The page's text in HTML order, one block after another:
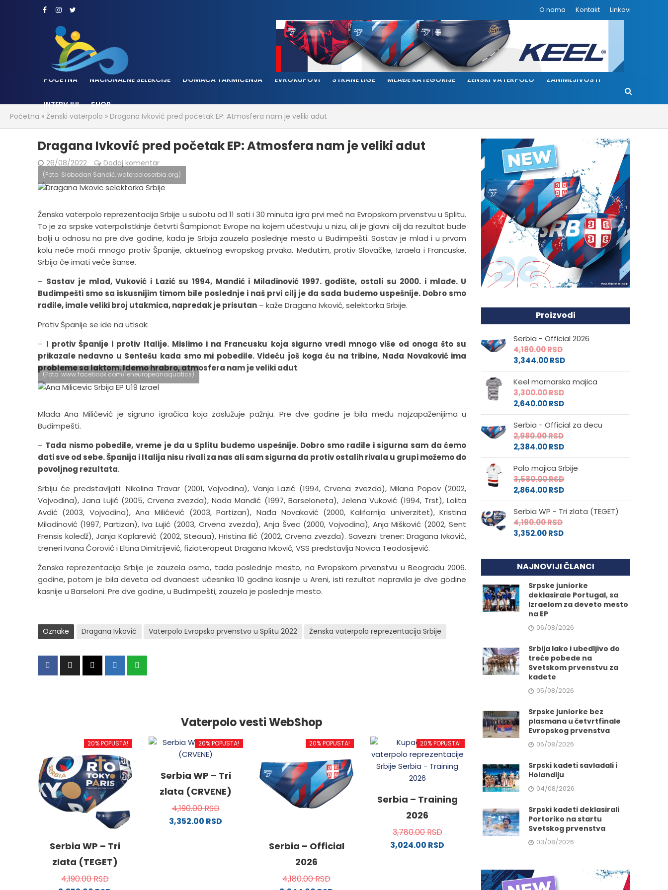
O nama Kontakt Linkovi
POČETNA NACIONALNE SELEKCIJE DOMAĆA TAKMIČENJA EVROKUPOVI STRANE LIGE MLAĐE KATEGORIJE ŽENSKI VATERPOLO ZANIMLJIVOSTI
INTERVJUI
SHOP
Početna » Ženski vaterpolo » Dragana Ivković pred početak EP: Atmosfera nam je veliki adut
Dragana Ivković pred početak EP: Atmosfera nam je veliki adut
26/08/2022 Dodaj komentar
(Foto: Slobodan Sandić, waterpoloserbia.org)
Ženska vaterpolo reprezentacija Srbije u subotu od 11 sati i 30 minuta igra prvi meč na Evropskom prvenstvu u Splitu.
To je za srpske vaterpolistkinje četvrti Šampionat Evrope na kojem učestvuju u nizu, ali je glavni cilj da rezultat bude
bolji u odnosu na pre dve godine, kada je Srbija zauzela poslednje mesto u Budimpešti. Sastav je mlad i u prvom
kolu neće moći mnogo protiv Španije, aktuelnog evropskog prvaka. Međutim, protiv Slovačke, Izraela i Francuske,
Srbija će imati veće šanse.
– Sastav je mlad, Vuković i Lazić su 1994, Mandić i Miladinović 1997. godište, ostali su 2000. i mlađe. U
Budimpešti smo sa iskusnijim timom bile poslednje i naš prvi cilj je da sada budemo uspešnije. Dobro smo
radile, imale veliki broj utakmica, napredak je prisutan– kaže Dragana Ivković, selektorka Srbije.
Protiv Španije se ide na utisak:
– I protiv Španije i protiv Italije. Mislimo i na Francusku koja sigurno vredi mnogo više od onoga što su
prikazale nedavno u Sentešu kada smo mi pobedile. Videću još koga ću na tribine, Nađa Novaković ima
probleme sa laktom. Idemo hrabro, atmosfera nam je veliki adut.
(Foto: www.facebook.com/leneuropeanaquatics)
Mlada Ana Milićević je sigruno igračica koja zaslužuje pažnju. Pre dve godine je bila među najzapaženijima u
Budimpešti.
– Tada nismo pobedile, vreme je da u Splitu budemo uspešnije. Dobro smo radile i sigurna sam da ćemo
dati sve od sebe. Španija i Italija nisu rivali za nas ali sam sigurna da protiv ostalih rivala u grupi možemo do
povoljnog rezultata.
Srbiju će predstavljati: Nikolina Travar (2001, Vojvodina), Vanja Lazić (1994, Crvena zvezda), Milana Popov (2002,
Vojvodina), Jana Lujić (2005, Crvena zvezda), Nada Mandić (1997, Barseloneta), Jelena Vuković (1994, Trst), Lolita
Avdić (2003, Vojvodina), Ana Milićević (2003, Partizan), Nađa Novaković (2000, Kalifornija univerzitet), Kristina
Miladinović (1997, Partizan), Iva Lujić (2003, Crvena zvezda), Anja Švec (2000, Vojvodina), Anja Mišković (2002, Sent
Frensis koledž), Janja Kaplarević (2002, Steaua), Hristina Ilić (2002, Crvena zvezda). Savezni trener: Dragana Ivković,
treneri Ivana Ćorović i Eltina Dimitrijević, fizioterapeut Dragana Ivković, VSS predstavlja Novica Teodosijević.
Ženska reprezentacija Srbije je zauzela osmo, tada poslednje mesto, na Evropskom prvenstvu u Beogradu 2006.
godine, potom je bila deveta od dvanaest učesnika 10 godina kasnije u Areni, isti rezultat napravila je dve godine
kasnije u Barseloni. Pre dve godine, u Budimpešti, zauzela je poslednje mesto.
Oznake Dragana Ivković Vaterpolo Evropsko prvenstvo u Splitu 2022 Ženska vaterpolo reprezentacija Srbije
Vaterpolo vesti WebShop
20% POPUSTA!
Serbia WP – Tri
zlata (TEGET)
4,190.00RSD
20% POPUSTA!
Serbia WP – Tri
zlata (CRVENE)
4,190.00RSD
3,352.00 RSD
20% POPUSTA!
Serbia – Official
2026
4,180.00RSD
20% POPUSTA!
Serbia – Training
2026
3,780.00RSD
3,024.00 RSD
Proizvodi
Serbia - Official 2026
4,180.00RSD
3,344.00RSD
Keel mornarska majica
3,300.00RSD
2,640.00RSD
Serbia - Official za decu
2,980.00RSD
2,384.00RSD
Polo majica Srbije
3,580.00RSD
2,864.00RSD
Serbia WP - Tri zlata (TEGET)
4,190.00RSD
3,352.00RSD
NAJNOVIJI ČLANCI
Srpske juniorke
deklasirale Portugal, sa
Izraelom za deveto mesto
na EP
06/08/2026
Srbija lako i ubedljivo do
treće pobede na
Svetskom prvenstvu za
kadete
05/08/2026
Srpske juniorke bez
plasmana u četvrtfinale
Evropskog prvenstva
05/08/2026
Srpski kadeti savladali i
Holandiju
04/08/2026
Srpski kadeti deklasirali
Portoriko na startu
Svetskog prvenstva
03/08/2026